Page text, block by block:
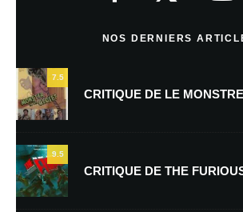
Nom*
NOS DERNIERS
7.5
CRITIQUE DE LE
9.5
CRITIQUE DE THE